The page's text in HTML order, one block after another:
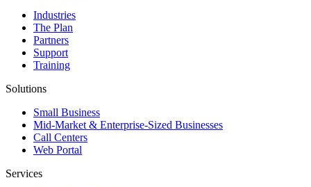
Industries
The Plan
Partners
Support
Training
Solutions
Small Business
Mid-Market & Enterprise-Sized Businesses
Call Centers
Web Portal
Services